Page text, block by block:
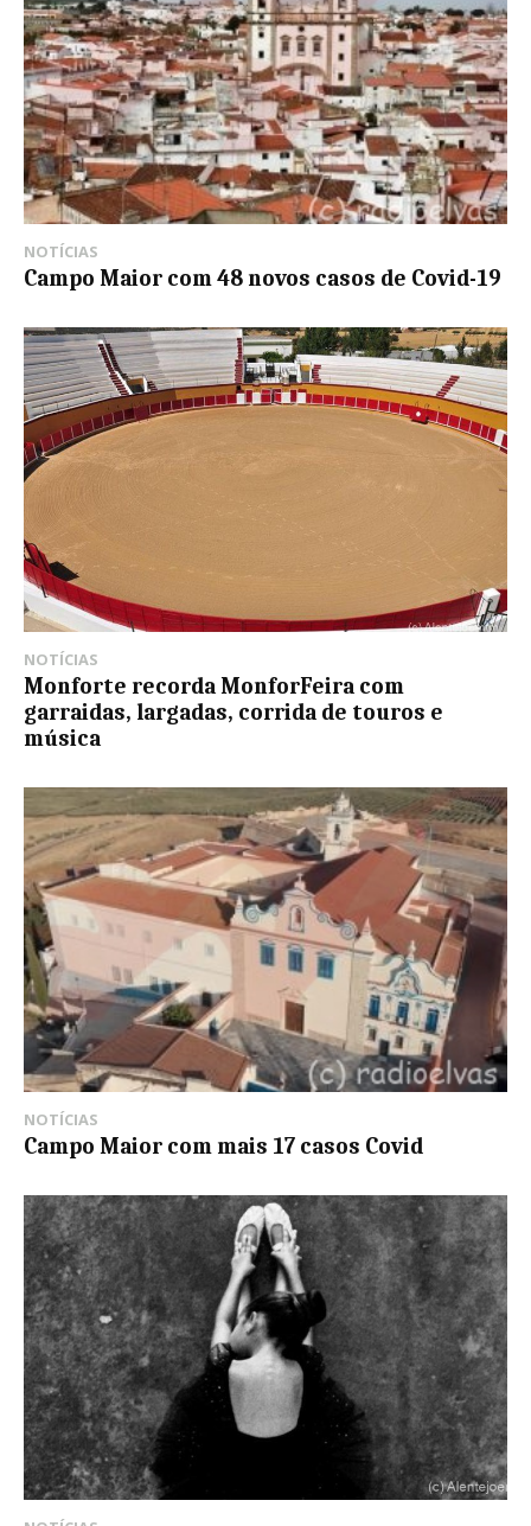
NOTÍCIAS
Campo Maior com 48 novos casos de Covid-19
NOTÍCIAS
Monforte recorda MonforFeira com
garraidas, largadas, corrida de touros e
música
NOTÍCIAS
Campo Maior com mais 17 casos Covid